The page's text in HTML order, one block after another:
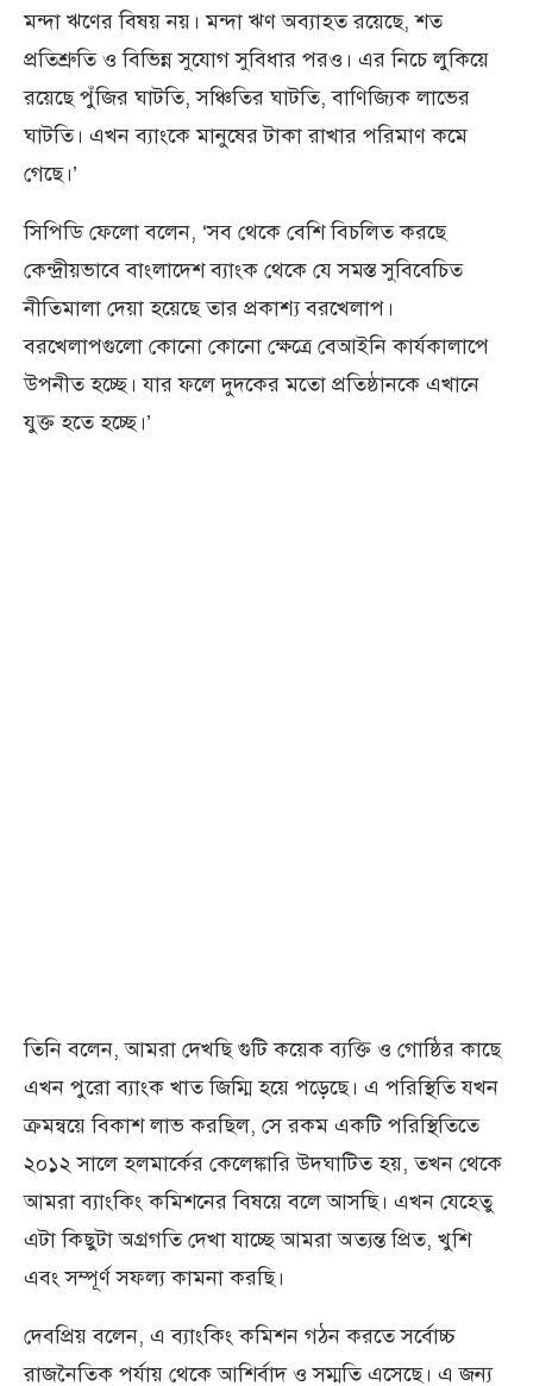
মন্দা ঋণের বিষয় নয়। মন্দা ঋণ অব্যাহত রয়েছে, শত
প্রতিশ্রুতি ও বিভিন্ন সুযোগ সুবিধার পরও। এর নিচে লুকিয়ে
রয়েছে পুঁজির ঘাটতি, সঞ্চিতির ঘাটতি, বাণিজ্যিক লাভের
ঘাটতি। এখন ব্যাংকে মানুষের টাকা রাখার পরিমাণ কমে
গেছে।’
সিপিডি ফেলো বলেন, ‘সব থেকে বেশি বিচলিত করছে
কেন্দ্রীয়ভাবে বাংলাদেশ ব্যাংক থেকে যে সমস্ত সুবিবেচিত
নীতিমালা দেয়া হয়েছে তার প্রকাশ্য বরখেলাপ।
বরখেলাপগুলো কোনো কোনো ক্ষেত্রে বেআইনি কার্যকালাপে
উপনীত হচ্ছে। যার ফলে দুদকের মতো প্রতিষ্ঠানকে এখানে
যুক্ত হতে হচ্ছে।’
তিনি বলেন, আমরা দেখছি গুটি কয়েক ব্যক্তি ও গোষ্ঠির কাছে
এখন পুরো ব্যাংক খাত জিম্মি হয়ে পড়েছে। এ পরিস্থিতি যখন
ক্রমন্বয়ে বিকাশ লাভ করছিল, সে রকম একটি পরিস্থিতিতে
২০১২ সালে হলমার্কের কেলেঙ্কারি উদঘাটিত হয়, তখন থেকে
আমরা ব্যাংকিং কমিশনের বিষয়ে বলে আসছি। এখন যেহেতু
এটা কিছুটা অগ্রগতি দেখা যাচ্ছে আমরা অত্যন্ত প্রিত, খুশি
এবং সম্পূর্ণ সফল্য কামনা করছি।
দেবপ্রিয় বলেন, এ ব্যাংকিং কমিশন গঠন করতে সর্বোচ্চ
রাজনৈতিক পর্যায় থেকে আশির্বাদ ও সম্মতি এসেছে। এ জন্য